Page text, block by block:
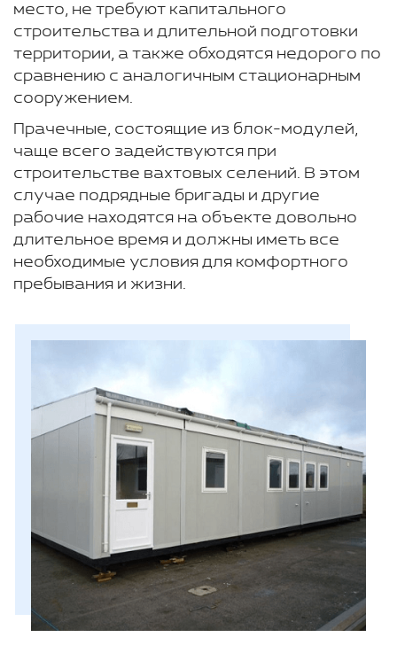
место, не требуют капитального
строительства и длительной подготовки
территории, а также обходятся недорого по
сравнению с аналогичным стационарным
сооружением.
Прачечные, состоящие из блок-модулей,
чаще всего задействуются при
строительстве вахтовых селений. В этом
случае подрядные бригады и другие
рабочие находятся на объекте довольно
длительное время и должны иметь все
необходимые условия для комфортного
пребывания и жизни.